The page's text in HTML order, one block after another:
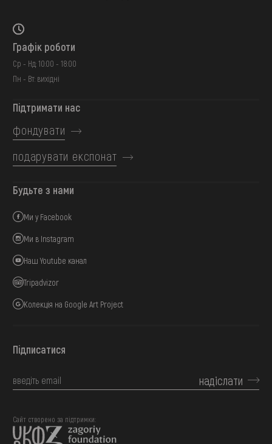
Графік роботи
Ср - Нд: 10:00 - 18:00
Пн - Вт: вихідні
Підтримати нас
фондувати
подарувати експонат
Будьте з нами
Ми у Facebook
Ми в Instagram
Наш Youtube канал
Tripadvizor
Колекція на Google Art Project
Підписатися
надіслати
Сайт створено за підтримки: